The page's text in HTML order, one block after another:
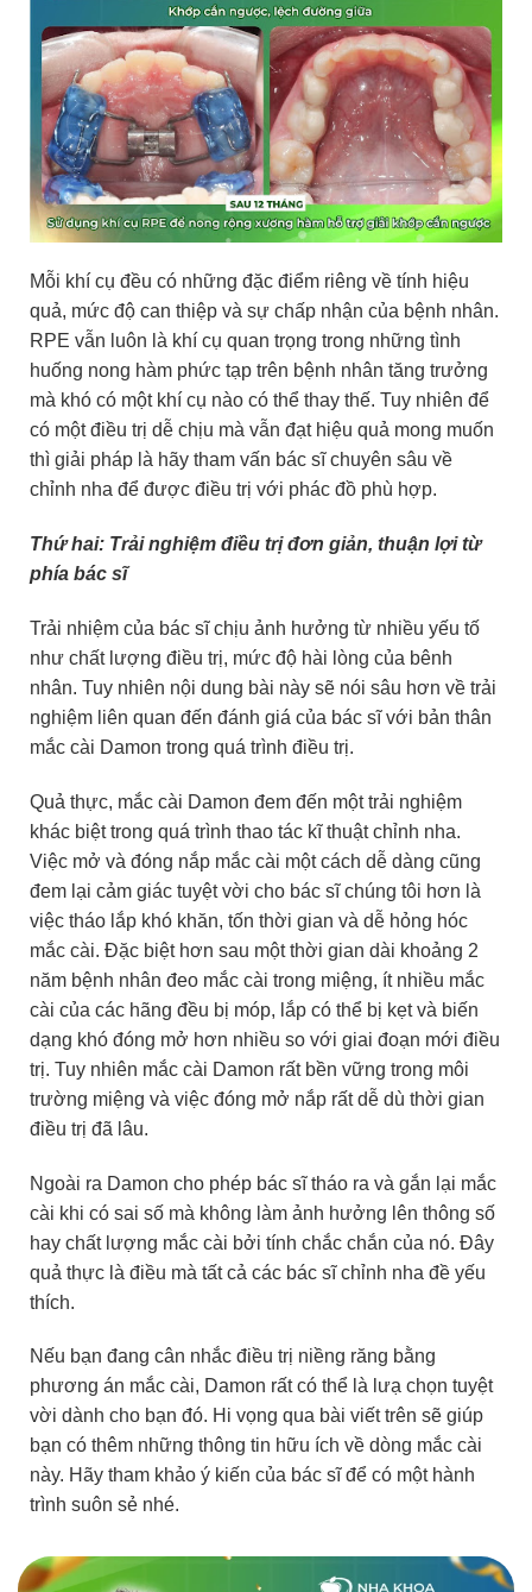
Mỗi khí cụ đều có những đặc điểm riêng về tính hiệu
quả, mức độ can thiệp và sự chấp nhận của bệnh nhân.
RPE vẫn luôn là khí cụ quan trọng trong những tình
huống nong hàm phức tạp trên bệnh nhân tăng trưởng
mà khó có một khí cụ nào có thể thay thế. Tuy nhiên để
có một điều trị dễ chịu mà vẫn đạt hiệu quả mong muốn
thì giải pháp là hãy tham vấn bác sĩ chuyên sâu về
chỉnh nha để được điều trị với phác đồ phù hợp.
Thứ hai: Trải nghiệm điều trị đơn giản, thuận lợi từ
phía bác sĩ
Trải nhiệm của bác sĩ chịu ảnh hưởng từ nhiều yếu tố
như chất lượng điều trị, mức độ hài lòng của bênh
nhân. Tuy nhiên nội dung bài này sẽ nói sâu hơn về trải
nghiệm liên quan đến đánh giá của bác sĩ với bản thân
mắc cài Damon trong quá trình điều trị.
Quả thực, mắc cài Damon đem đến một trải nghiệm
khác biệt trong quá trình thao tác kĩ thuật chỉnh nha.
Việc mở và đóng nắp mắc cài một cách dễ dàng cũng
đem lại cảm giác tuyệt vời cho bác sĩ chúng tôi hơn là
việc tháo lắp khó khăn, tốn thời gian và dễ hỏng hóc
mắc cài. Đặc biệt hơn sau một thời gian dài khoảng 2
năm bệnh nhân đeo mắc cài trong miệng, ít nhiều mắc
cài của các hãng đều bị móp, lắp có thể bị kẹt và biến
dạng khó đóng mở hơn nhiều so với giai đoạn mới điều
trị. Tuy nhiên mắc cài Damon rất bền vững trong môi
trường miệng và việc đóng mở nắp rất dễ dù thời gian
điều trị đã lâu.
Ngoài ra Damon cho phép bác sĩ tháo ra và gắn lại mắc
cài khi có sai số mà không làm ảnh hưởng lên thông số
hay chất lượng mắc cài bởi tính chắc chắn của nó. Đây
quả thực là điều mà tất cả các bác sĩ chỉnh nha đề yếu
thích.
Nếu bạn đang cân nhắc điều trị niềng răng bằng
phương án mắc cài, Damon rất có thể là lưạ chọn tuyệt
vời dành cho bạn đó. Hi vọng qua bài viết trên sẽ giúp
bạn có thêm những thông tin hữu ích về dòng mắc cài
này. Hãy tham khảo ý kiến của bác sĩ để có một hành
trình suôn sẻ nhé.